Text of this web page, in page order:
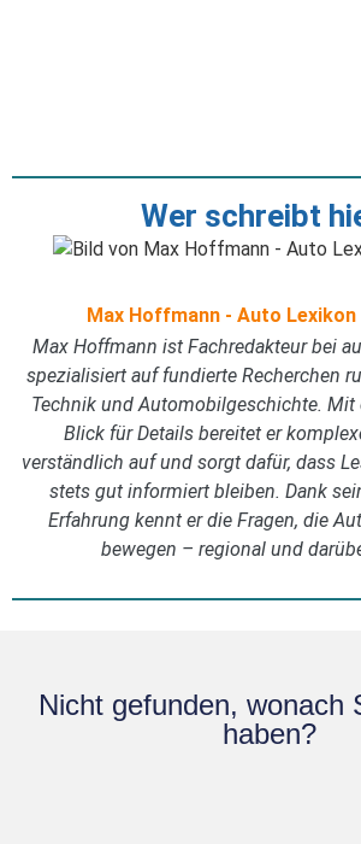
Wer schreibt
Max Hoffmann - Auto
Max Hoffmann ist Fachredakteur bei
spezialisiert auf fundierte Recherchen
Technik und Automobilgeschichte. Mit
Blick für Details bereitet er
verständlich auf und sorgt dafür, dass
stets gut informiert bleiben. Dank
Erfahrung kennt er die Fragen, die
bewegen – regional und
Nicht gefunden, wonach
haben?